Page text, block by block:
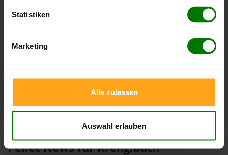
Statistiken
Marketing
Alle zulassen
Auswahl erlauben
408,04 €
08.07.2026
08.05.2026
Pellet News für Krenglbach